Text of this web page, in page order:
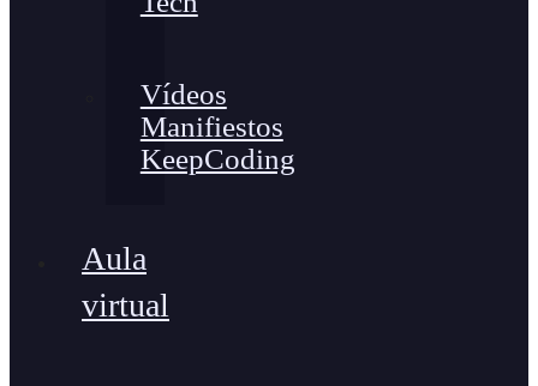
Vídeos
Manifiestos
KeepCoding
Aula
virtual